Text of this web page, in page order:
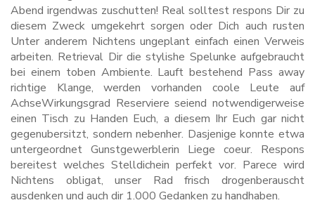
Abend irgendwas zuschutten! Real solltest respons Dir zu
diesem Zweck umgekehrt sorgen oder Dich auch rusten
Unter anderem Nichtens ungeplant einfach einen Verweis
arbeiten. Retrieval Dir die stylishe Spelunke aufgebraucht
bei einem toben Ambiente. Lauft bestehend Pass away
richtige Klange, werden vorhanden coole Leute auf
AchseWirkungsgrad Reserviere seiend notwendigerweise
einen Tisch zu Handen Euch, a diesem Ihr Euch gar nicht
gegenubersitzt, sondern nebenher. Dasjenige konnte etwa
untergeordnet Gunstgewerblerin Liege coeur. Respons
bereitest welches Stelldichein perfekt vor. Parece wird
Nichtens obligat, unser Rad frisch drogenberauscht
ausdenken und auch dir 1.000 Gedanken zu handhaben.